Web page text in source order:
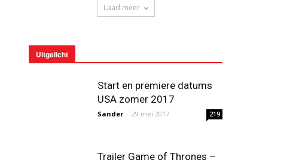
Laad meer
Uitgelicht
Start en premiere datums
USA zomer 2017
Sander - 29 mei 2017 219
Trailer Game of Thrones –